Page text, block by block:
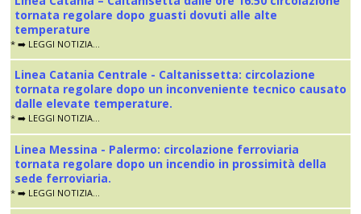
tornata regolare dopo guasti dovuti alle alte
temperature
* ➡️ LEGGI NOTIZIA...
Linea Catania Centrale - Caltanissetta: circolazione
tornata regolare dopo un inconveniente tecnico causato
dalle elevate temperature.
* ➡️ LEGGI NOTIZIA...
Linea Messina - Palermo: circolazione ferroviaria
tornata regolare dopo un incendio in prossimità della
sede ferroviaria.
* ➡️ LEGGI NOTIZIA...